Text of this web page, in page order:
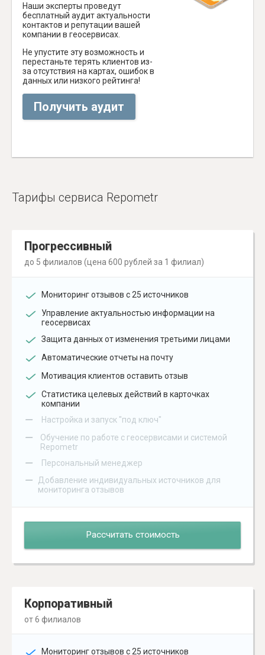
Наши эксперты проведут
бесплатный аудит актуальности
контактов и репутации вашей
компании в геосервисах.
Не упустите эту возможность и
перестаньте терять клиентов из-
за отсутствия на картах, ошибок в
данных или низкого рейтинга!
Получить аудит
Тарифы сервиса Repometr
Прогрессивный
до 5 филиалов (цена 600 рублей за 1 филиал)
Мониторинг отзывов с 25 источников
Управление актуальностью информации на
геосервисах
Защита данных от изменения третьими лицами
Автоматические отчеты на почту
Мотивация клиентов оставить отзыв
Статистика целевых действий в карточках
компании
– Настройка и запуск "под ключ"
–
Обучение по работе с геосервисами и системой
Repometr
– Персональный менеджер
–
Добавление индивидуальных источников для
мониторинга отзывов
Рассчитать стоимость
Корпоративный
от 6 филиалов
Мониторинг отзывов с 25 источников